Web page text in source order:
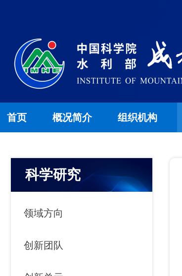
首页 概况简介 组织机构
科学研究
领域方向
创新团队